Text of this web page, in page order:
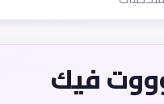
فيك